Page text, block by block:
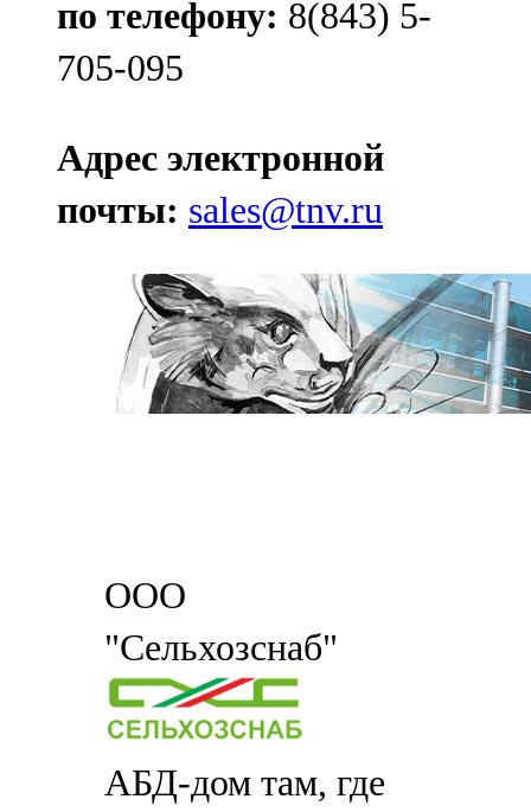
по телефону: 8(843) 5-
705-095
Адрес электронной
почты: sales@tnv.ru
ООО
"Сельхозснаб"
АБД-дом там, где